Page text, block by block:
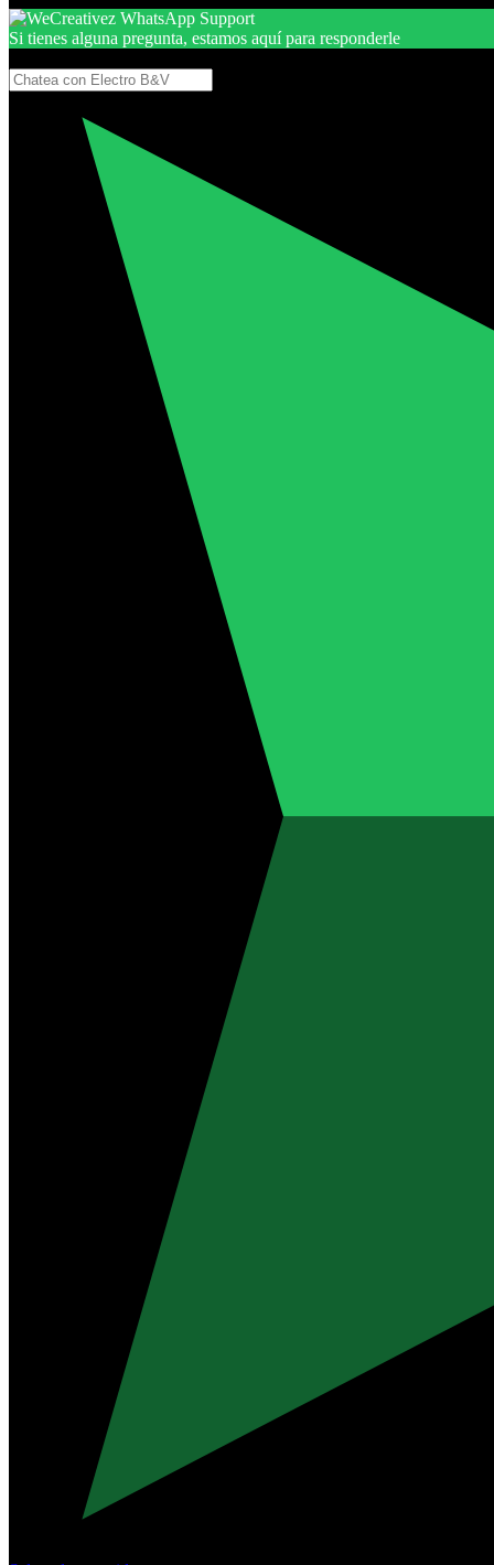
Si tienes alguna pregunta, estamos aquí para responderle